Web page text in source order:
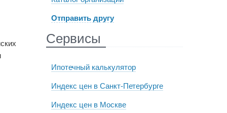
Отправить другу
Сервисы
Ипотечный калькулятор
Индекс цен в Санкт-Петербурге
Индекс цен в Москве